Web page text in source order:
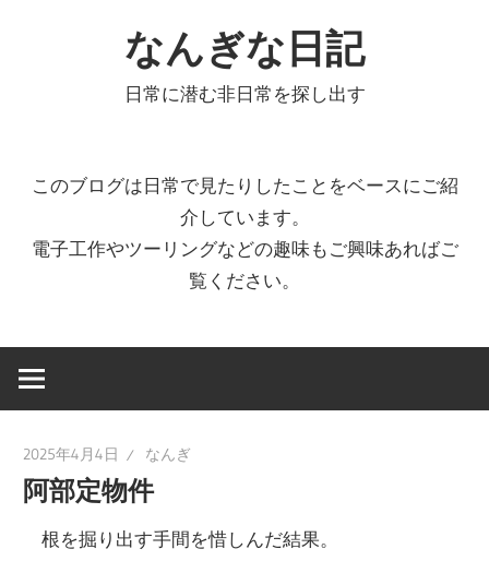
なんぎな日記
日常に潜む非日常を探し出す
このブログは日常で見たりしたことをベースにご紹
介しています。
電子工作やツーリングなどの趣味もご興味あればご
覧ください。
2025年4月4日 なんぎ
阿部定物件
根を掘り出す手間を惜しんだ結果。